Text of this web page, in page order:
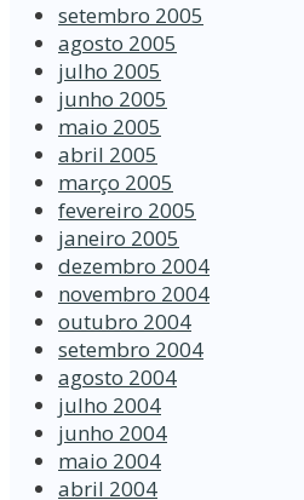
setembro 2005
agosto 2005
julho 2005
junho 2005
maio 2005
abril 2005
março 2005
fevereiro 2005
janeiro 2005
dezembro 2004
novembro 2004
outubro 2004
setembro 2004
agosto 2004
julho 2004
junho 2004
maio 2004
abril 2004